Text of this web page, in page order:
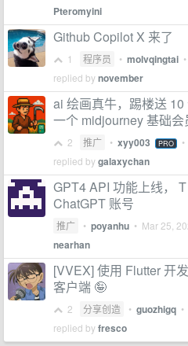
Pteromyini
Github Copilot X 来了
1 程序员 • molvqingtai •
replied bynovember
ai 绘画真牛，踢楼送 10
一个 midjourney 基础
2 推广 • xyy003 PRO •
replied bygalaxychan
GPT4 API 功能上线，
ChatGPT 账号
推广 • poyanhu • Mar 25,
nearhan
[VVEX] 使用 Flutter 开
客户端 🤪
2 分享创造 • guozhigq •
replied byfresco